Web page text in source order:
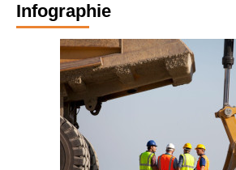
Infographie